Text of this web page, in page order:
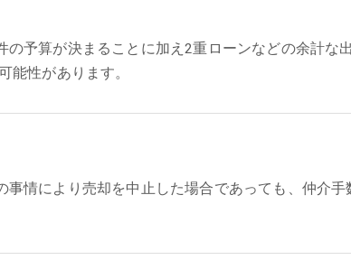
予算が決まることに加え2重ローンなどの余計な
能性があります。
情により売却を中止した場合であっても、仲介